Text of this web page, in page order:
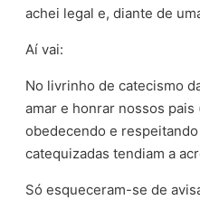
achei legal e, diante de
Aí vai:
No livrinho de catecismo
amar e honrar nossos
obedecendo e
catequizadas tendiam a
Só esqueceram-se de